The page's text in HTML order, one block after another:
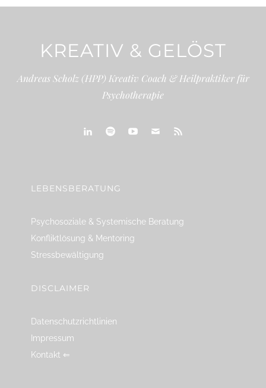
KREATIV & GELÖST
Andreas Scholz (HPP) Kreativ Coach & Heilpraktiker für
Psychotherapie
LEBENSBERATUNG
Psychosoziale & Systemische Beratung
Konfliktlösung & Mentoring
Stressbewältigung
DISCLAIMER
Datenschutzrichtlinien
Impressum
Kontakt ⇐